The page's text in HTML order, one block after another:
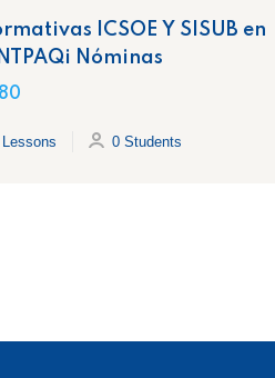
ICSOE Y SISUB en
Nóminas
Lessons 0 Students